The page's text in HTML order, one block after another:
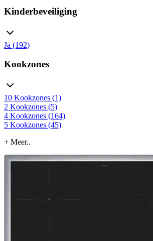
Kinderbeveiliging
Ja (192)
Kookzones
10 Kookzones (1)
2 Kookzones (5)
4 Kookzones (164)
5 Kookzones (45)
+ Meer..